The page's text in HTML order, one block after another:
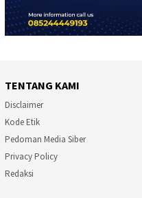
TENTANG KAMI
Disclaimer
Kode Etik
Pedoman Media Siber
Privacy Policy
Redaksi